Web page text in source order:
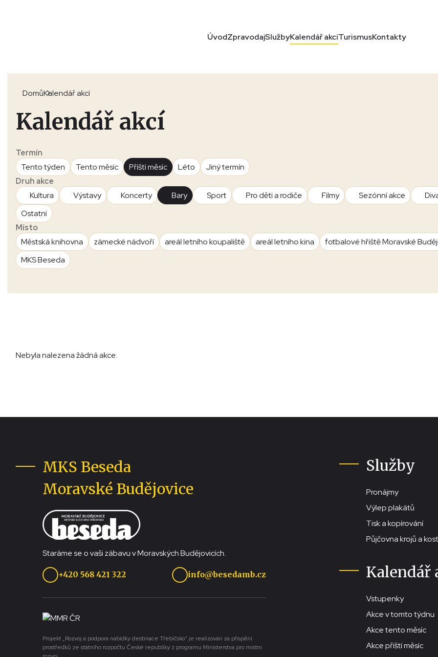
ÚvodZpravodajSlužbyKalendář akcíTurismusKontakty
DomůKalendář akcí
Kalendář akcí
Termín
Tento týden
Tento měsíc Příští měsíc Léto
Jiný termín
Druh akce
Kultura
Výstavy Koncerty Bary Sport Pro děti a rodiče Filmy Sezónní akce
Ostatní
Místo
Městská knihovna
zámecké nádvoří areál letního koupaliště areál letního kina
fotbalové hřiště Moravské
MKS Beseda
Nebyla nalezena žádná akce.
MKS Beseda
Moravské Budějovice
Staráme se o vaši zábavu v Moravských Budějovicích.
+420 568 421 322 info@besedamb.cz
Projekt „Rozvoj a podpora nabídky destinace Třebíčsko“ je realizován za přispění
prostředků ze státního rozpočtu České republiky z programu Ministerstva pro místní
Služby
Pronájmy
Výlep plakátů
Tisk a kopírování
Půjčovna krojů a
Kalendář
Vstupenky
Akce v tomto týdnu
Akce tento měsíc
Akce příští měsíc